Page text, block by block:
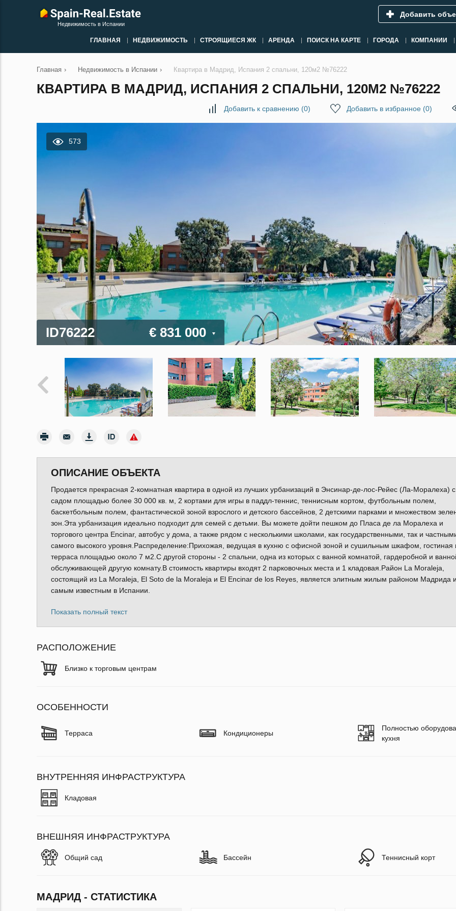
Недвижимость в Испании
Добавить
ГЛАВНАЯ НЕДВИЖИМОСТЬ СТРОЯЩИЕСЯ ЖК АРЕНДА ПОИСК НА КАРТЕ ГОРОДА КОМПАНИИ
Главная › Недвижимость в Испании › Квартира в Мадрид, Испания 2 спальни, 120м2 №76222
КВАРТИРА В МАДРИД, ИСПАНИЯ 2 СПАЛЬНИ, 120М2 №76222
Добавить к сравнению (0) Добавить в избранное (0)
573
ID76222 € 831 000
ОПИСАНИЕ ОБЪЕКТА
Продается прекрасная 2-комнатная квартира в одной из лучших урбанизаций в Энсинар-де-лос-Рейес (Ла-Моралеха) с
садом площадью более 30 000 кв. м, 2 кортами для игры в паддл-теннис, теннисным кортом, футбольным полем,
баскетбольным полем, фантастической зоной взрослого и детского бассейнов, 2 детскими парками и множеством
зон.Эта урбанизация идеально подходит для семей с детьми. Вы можете дойти пешком до Пласа де ла Моралеха и
торгового центра Encinar, автобус у дома, а также рядом с несколькими школами, как государственными, так и
самого высокого уровня.Распределение:Прихожая, ведущая в кухню с офисной зоной и сушильным шкафом, гостиная
терраса площадью около 7 м2.С другой стороны - 2 спальни, одна из которых с ванной комнатой, гардеробной и
обслуживающей другую комнату.В стоимость квартиры входят 2 парковочных места и 1 кладовая.Район La Moraleja,
состоящий из La Moraleja, El Soto de la Moraleja и El Encinar de los Reyes, является элитным жилым районом Мадрида и
самым известным в Испании.
Показать полный текст
РАСПОЛОЖЕНИЕ
Близко к торговым центрам
ОСОБЕННОСТИ
Терраса Кондиционеры
Полностью
кухня
ВНУТРЕННЯЯ ИНФРАСТРУКТУРА
Кладовая
ВНЕШНЯЯ ИНФРАСТРУКТУРА
Общий сад Бассейн Теннисный корт
МАДРИД - СТАТИСТИКА